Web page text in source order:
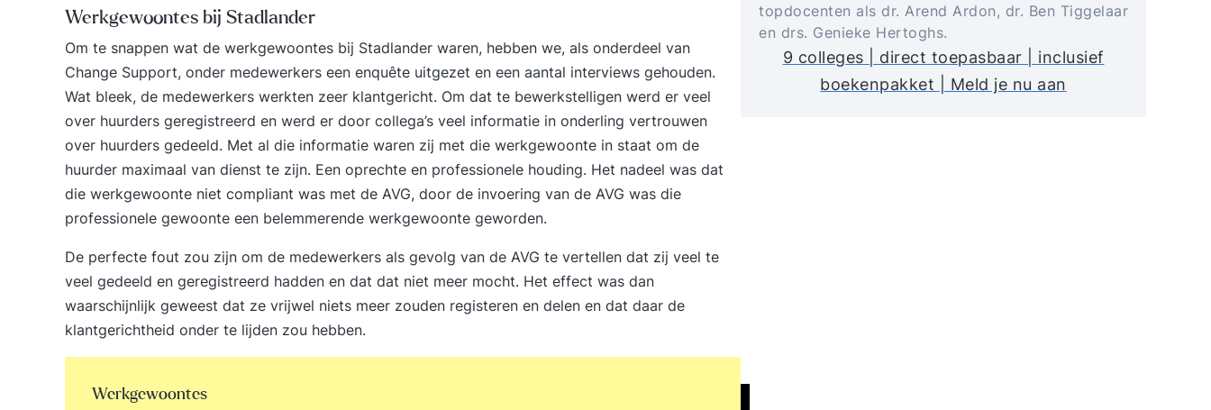
Werkgewoontes bij Stadlander
Om te snappen wat de werkgewoontes bij Stadlander waren, hebben we, als onderdeel van
Change Support, onder medewerkers een enquête uitgezet en een aantal interviews gehouden.
Wat bleek, de medewerkers werkten zeer klantgericht. Om dat te bewerkstelligen werd er veel
over huurders geregistreerd en werd er door collega’s veel informatie in onderling vertrouwen
over huurders gedeeld. Met al die informatie waren zij met die werkgewoonte in staat om de
huurder maximaal van dienst te zijn. Een oprechte en professionele houding. Het nadeel was dat
die werkgewoonte niet compliant was met de AVG, door de invoering van de AVG was die
professionele gewoonte een belemmerende werkgewoonte geworden.
De perfecte fout zou zijn om de medewerkers als gevolg van de AVG te vertellen dat zij veel te
veel gedeeld en geregistreerd hadden en dat dat niet meer mocht. Het effect was dan
waarschijnlijk geweest dat ze vrijwel niets meer zouden registeren en delen en dat daar de
klantgerichtheid onder te lijden zou hebben.
Werkgewoontes
topdocenten als dr. Arend Ardon, dr. Ben Tiggelaar
en drs. Genieke Hertoghs.
9 colleges | direct toepasbaar | inclusief
boekenpakket | Meld je nu aan